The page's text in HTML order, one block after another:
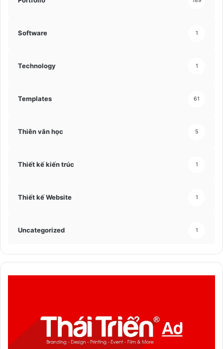
Software 1
Technology 1
Templates 61
Thiên văn học 5
Thiết kế kiến trúc 1
Thiết kế Website 1
Uncategorized 1